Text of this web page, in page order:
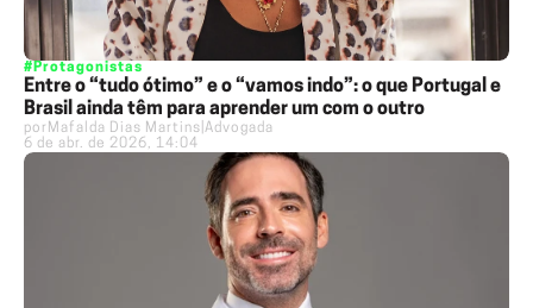
#Protagonistas
Entre o “tudo ótimo” e o “vamos indo”: o que Portugal e
Brasil ainda têm para aprender um com o outro
por Mafalda Dias Martins Advogada
6 de abr. de 2026, 14:04